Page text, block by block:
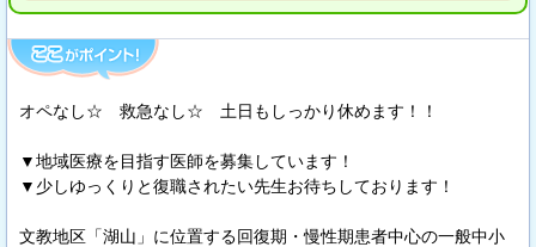
オペなし☆ 救急なし☆ 土日もしっかり休めます！！
▼地域医療を目指す医師を募集しています！
▼少しゆっくりと復職されたい先生お待ちしております！
文教地区「湖山」に位置する回復期・慢性期患者中心の一般中小